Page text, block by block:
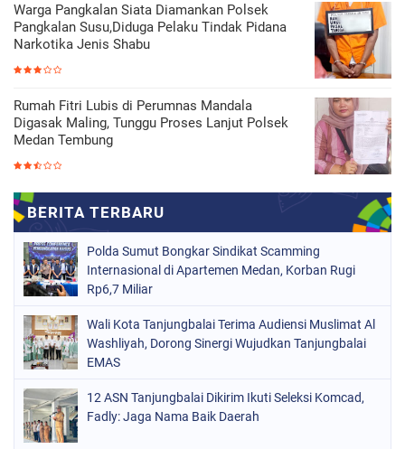
Warga Pangkalan Siata Diamankan Polsek
Pangkalan Susu,Diduga Pelaku Tindak Pidana
Narkotika Jenis Shabu
Rumah Fitri Lubis di Perumnas Mandala
Digasak Maling, Tunggu Proses Lanjut Polsek
Medan Tembung
Polda Sumut Bongkar Sindikat Scamming
Internasional di Apartemen Medan, Korban Rugi
Rp6,7 Miliar
Wali Kota Tanjungbalai Terima Audiensi Muslimat Al
Washliyah, Dorong Sinergi Wujudkan Tanjungbalai
EMAS
12 ASN Tanjungbalai Dikirim Ikuti Seleksi Komcad,
Fadly: Jaga Nama Baik Daerah